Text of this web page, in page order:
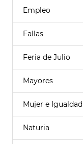
Empleo
Fallas
Feria de Julio
Mayores
Mujer e Igualdad
Naturia